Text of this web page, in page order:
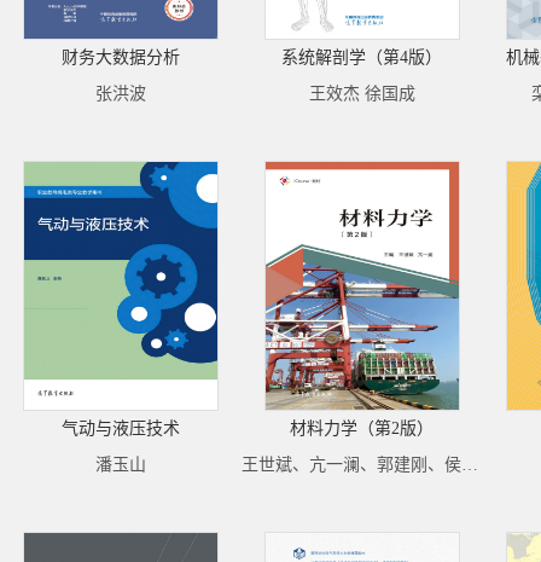
财务大数据分析
张洪波
系统解剖学（第4版）
王效杰 徐国成
机
气动与液压技术
潘玉山
材料力学（第2版）
王世斌、亢一澜、郭建刚、侯振德、徐莲云、王燕群